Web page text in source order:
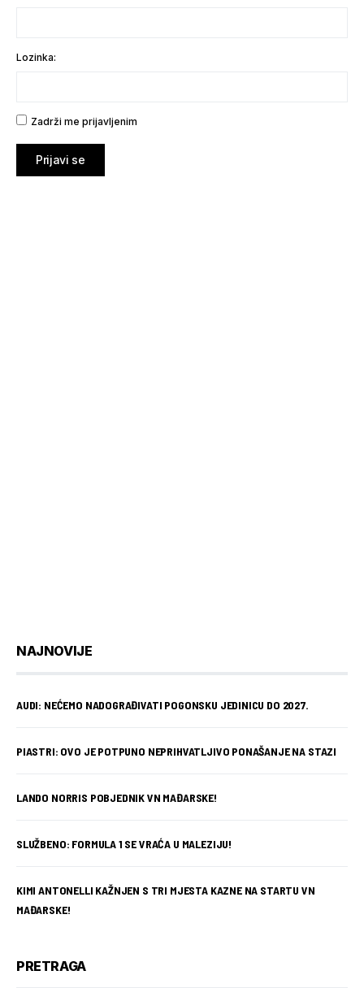
Lozinka:
Zadrži me prijavljenim
Prijavi se
NAJNOVIJE
AUDI: NEĆEMO NADOGRAĐIVATI POGONSKU JEDINICU DO 2027.
PIASTRI: OVO JE POTPUNO NEPRIHVATLJIVO PONAŠANJE NA STAZI
LANDO NORRIS POBJEDNIK VN MAĐARSKE!
SLUŽBENO: FORMULA 1 SE VRAĆA U MALEZIJU!
KIMI ANTONELLI KAŽNJEN S TRI MJESTA KAZNE NA STARTU VN
MAĐARSKE!
PRETRAGA